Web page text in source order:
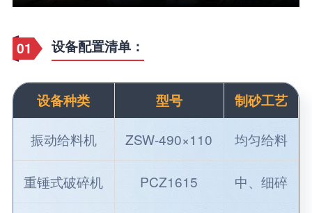
01 设备配置清单：
设备种类 型号 制砂工艺
振动给料机 ZSW-490×110 均匀给料
重锤式破碎机 PCZ1615 中、细碎